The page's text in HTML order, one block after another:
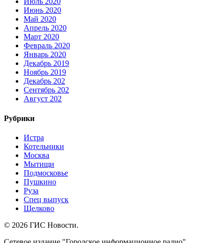
Июнь 2020
Май 2020
Апрель 2020
Март 2020
Февраль 2020
Январь 2020
Декабрь 2019
Ноябрь 2019
Декабрь 202
Сентябрь 202
Август 202
Рубрики
Истра
Котельники
Москва
Мытищи
Подмосковье
Пушкино
Руза
Спец выпуск
Щелково
© 2026 ГИС Новости.